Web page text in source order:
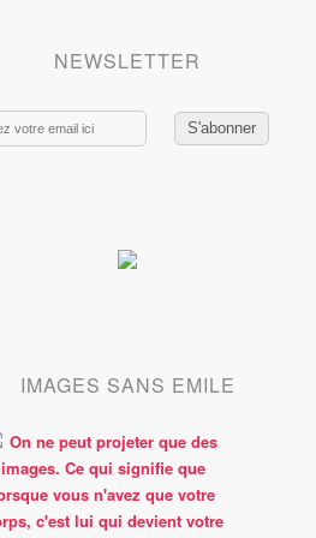
NEWSLETTER
IMAGES SANS EMILE